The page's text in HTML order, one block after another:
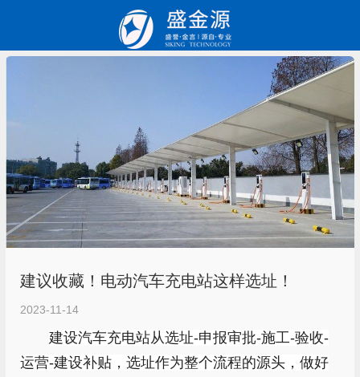
建议收藏！电动汽车充电站这样选址！
2023-11-14
建设汽车充电站从选址-申报审批-施工-验收-
运营-建设补贴，选址作为整个流程的源头，做好